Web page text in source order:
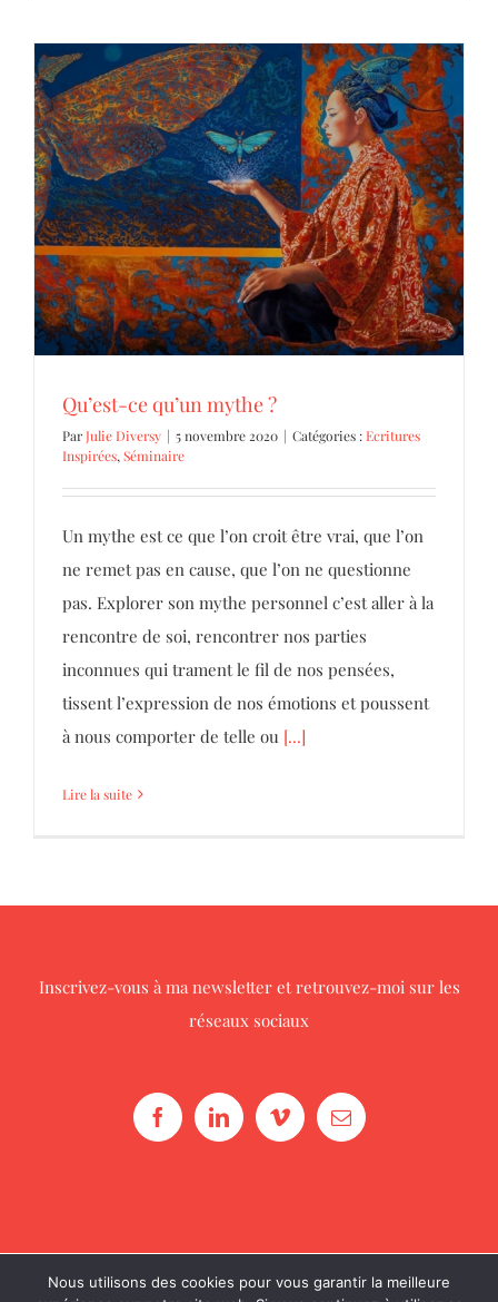
Qu’est-ce qu’un mythe ?
Ecritures Inspirées Séminaire
Qu’est-ce qu’un mythe ?
ParJulie Diversy | 5 novembre 2020 | Catégories :Ecritures
Inspirées, Séminaire
Un mythe est ce que l’on croit être vrai, que l’on
ne remet pas en cause, que l’on ne questionne
pas. Explorer son mythe personnel c’est aller à la
rencontre de soi, rencontrer nos parties
inconnues qui trament le fil de nos pensées,
tissent l’expression de nos émotions et poussent
à nous comporter de telle ou [...]
Lire la suite
Inscrivez-vous à ma newsletteret retrouvez-moi sur les
réseaux sociaux
© Copyright 2016 -2026 |Julie Diversy| Tous droits réservés
Nous utilisons des cookies pour vous garantir la meilleure